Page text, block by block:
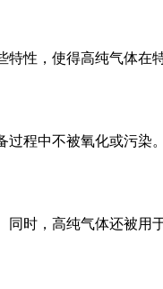
性，使得高纯气体在
程中不被氧化或污染
时，高纯气体还被用